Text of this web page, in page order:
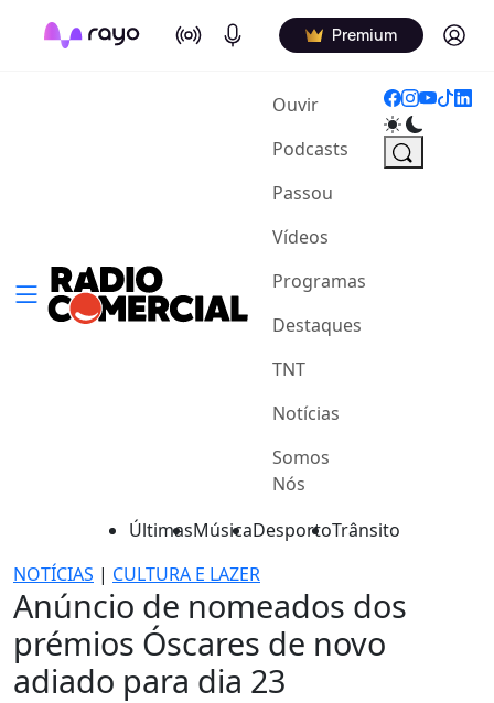
On Air Podcasts Premium Log in
Ouvir(current)
Podcasts
Passou
Vídeos
Programas
Destaques
TNT
Notícias
Somos
Nós
ÚltimasMúsicaDesportoTrânsito
NOTÍCIAS | CULTURA E LAZER
Anúncio de nomeados dos
prémios Óscares de novo
adiado para dia 23